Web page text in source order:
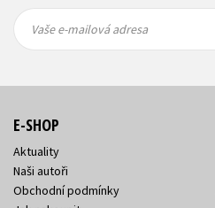
mailová
mailová
Vaše e-mailová adresa
E-SHOP
Aktuality
Naši autoři
Obchodní podmínky